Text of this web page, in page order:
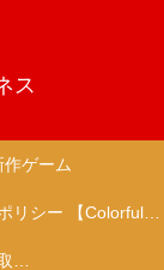
ス
作ゲーム
プライバシーポリシー 【Colorful Creation】
特定商取引法に基づく表記（商取引に関する開示）